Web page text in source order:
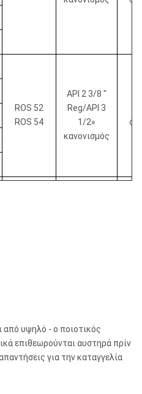
ROS 52
ROS 54
API 2 3/8 "
Reg/API 3
1/2»
κανονισμός
ROS 82
API 4 1/2»
από υψηλό - ο ποιοτικός
επιθεωρούνται αυστηρά πρίν
για την καταγγελία